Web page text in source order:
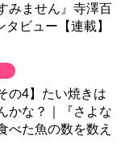
みません』寺澤百
ビュー【連載】
の4】たい焼きは
かな？｜『さよな
べた魚の数を数え